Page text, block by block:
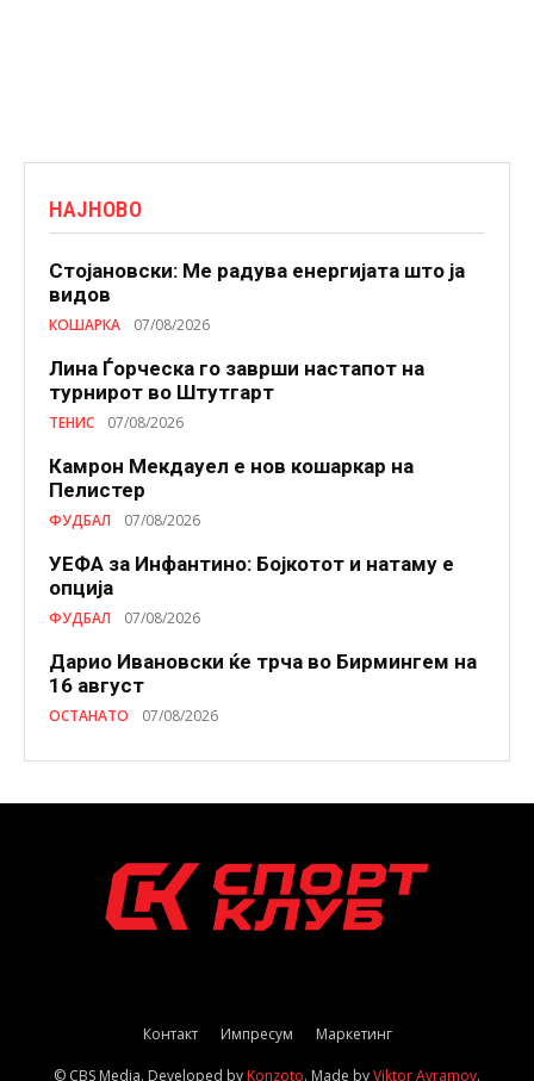
НАЈНОВО
Стојановски: Ме радува енергијата што ја
видов
КОШАРКА 07/08/2026
Лина Ѓорческа го заврши настапот на
турнирот во Штутгарт
ТЕНИС 07/08/2026
Камрон Мекдауел е нов кошаркар на
Пелистер
ФУДБАЛ 07/08/2026
УЕФА за Инфантино: Бојкотот и натаму е
опција
ФУДБАЛ 07/08/2026
Дарио Ивановски ќе трча во Бирмингем на
16 август
ОСТАНАТО 07/08/2026
Контакт Импресум Маркетинг
© CBS Media. Developed byKonzoto. Made byViktor Avramov.